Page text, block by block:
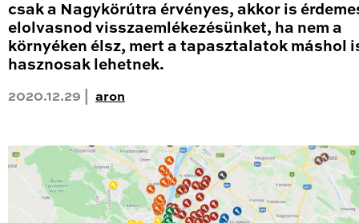
csak a Nagykörútra érvényes, akkor is
elolvasnod visszaemlékezésünket, ha nem a
környéken élsz, mert a tapasztalatok máshol
hasznosak lehetnek.
2020.12.29 | aron